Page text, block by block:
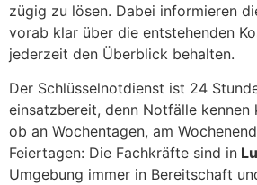
zügig zu lösen. Dabei informieren
vorab klar über die entstehenden
jederzeit den Überblick behalten.
Der Schlüsselnotdienst ist 24
einsatzbereit, denn Notfälle kennen
ob an Wochentagen, am
Feiertagen: Die Fachkräfte sind in
Umgebung immer in Bereitschaft